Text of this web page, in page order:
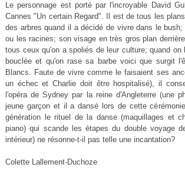
Le personnage est porté par l'incroyable David
Cannes "Un certain Regard". Il est de tous les
des arbres quand il a décidé de vivre dans le
ou les racines; son visage en très gros plan
tous ceux qu'on a spoliés de leur culture; quand
bouclée et qu'on rase sa barbe voici que surgit
Blancs. Faute de vivre comme le faisaient ses
un échec et Charlie doit être hospitalisé), il
l'opéra de Sydney par la reine d'Angleterre (une
jeune garçon et il a dansé lors de cette
génération le rituel de la danse (maquillages et
piano) qui scande les étapes du double voyage
intérieur) ne résonne-t-il pas telle une incantation?
Colette Lallement-Duchoze